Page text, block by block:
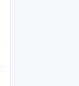
Nannu
Naa Sathyadevudaa